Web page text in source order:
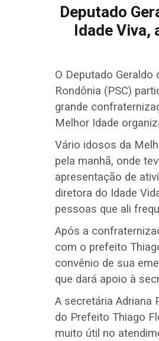
Deputado
Idade Viva,
O Deputado Geraldo
Rondônia (PSC)
grande
Melhor Idade
Vário idosos da
pela manhã, onde
apresentação de
diretora do Idade
pessoas que ali
Após a
com o prefeito
convênio de sua
que dará apoio à
A secretária Adriana
do Prefeito Thiago
muito útil no